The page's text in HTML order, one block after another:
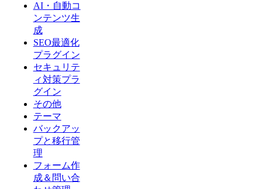
AI・自動コ
ンテンツ生
成
SEO最適化
プラグイン
セキュリテ
ィ対策プラ
グイン
その他
テーマ
バックアッ
プと移行管
理
フォーム作
成＆問い合